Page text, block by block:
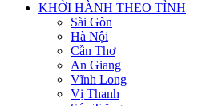
KHỞI HÀNH THEO TỈNH
Sài Gòn
Hà Nội
Cần Thơ
An Giang
Vĩnh Long
Vị Thanh